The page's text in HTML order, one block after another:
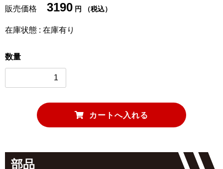
販売価格 3190 円 （税込）
在庫状態 : 在庫有り
数量
部品